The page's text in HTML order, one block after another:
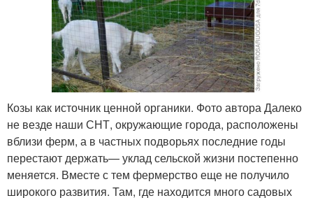
Козы как источник ценной органики. Фото автора Далеко
не везде наши СНТ, окружающие города, расположены
вблизи ферм, а в частных подворьях последние годы
перестают держать— уклад сельской жизни постепенно
меняется. Вместе с тем фермерство еще не получило
широкого развития. Там, где находится много садовых